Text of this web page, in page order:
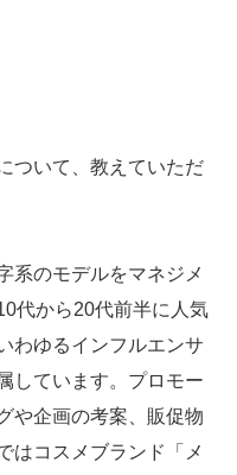
ついて、教えていただ
系のモデルをマネジメ
代から20代前半に人気
わゆるインフルエンサ
しています。プロモー
や企画の考案、販促物
はコスメブランド「メ